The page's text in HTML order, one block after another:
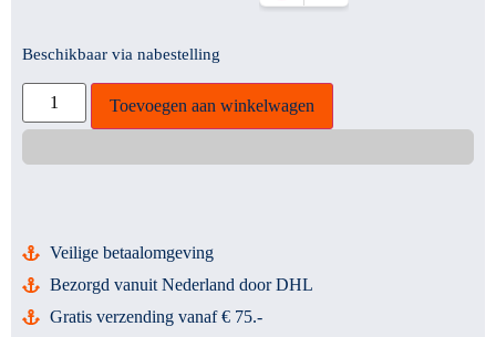
Beschikbaar via nabestelling
Toevoegen aan winkelwagen
Veilige betaalomgeving
Bezorgd vanuit Nederland door DHL
Gratis verzending vanaf € 75.-